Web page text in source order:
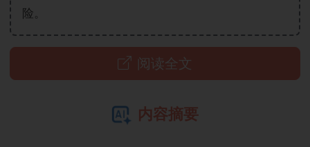
险。
阅读全文
内容摘要